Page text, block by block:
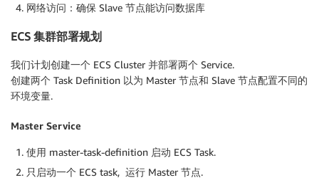
网络访问：确保 Slave 节点能访问数据库
ECS 集群部署规划
我们计划创建一个 ECS Cluster 并部署两个 Service.
创建两个 Task Definition 以为 Master 节点和 Slave 节点配置不同的
环境变量.
Master Service
使用 master-task-definition 启动 ECS Task.
只启动一个 ECS task, 运行 Master 节点.